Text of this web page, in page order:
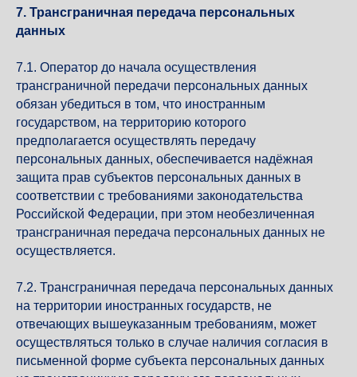
7. Трансграничная передача персональных
данных
7.1. Оператор до начала осуществления
трансграничной передачи персональных данных
обязан убедиться в том, что иностранным
государством, на территорию которого
предполагается осуществлять передачу
персональных данных, обеспечивается надёжная
защита прав субъектов персональных данных в
соответствии с требованиями законодательства
Российской Федерации, при этом необезличенная
трансграничная передача персональных данных не
осуществляется.
7.2. Трансграничная передача персональных данных
на территории иностранных государств, не
отвечающих вышеуказанным требованиям, может
осуществляться только в случае наличия согласия в
письменной форме субъекта персональных данных